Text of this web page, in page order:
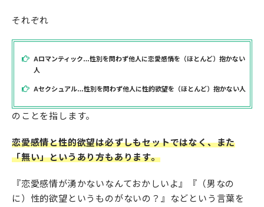
それぞれ
Aロマンティック…性別を問わず他人に恋愛感情を（ほとんど）抱かない
人
Aセクシュアル…性別を問わず他人に性的欲望を（ほとんど）抱かない人
のことを指します。
恋愛感情と性的欲望は必ずしもセットではなく、また
「無い」というあり方もあります。
『恋愛感情が湧かないなんておかしいよ』『（男なの
に）性的欲望というものがないの？』などという言葉を